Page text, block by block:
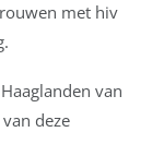
met hiv
van
deze